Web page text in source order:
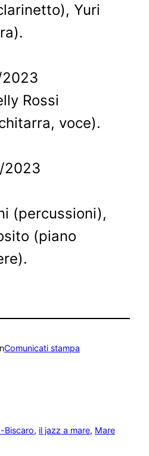
Yuri
Rossi
voce).
2023
(percussioni),
(piano
Comunicati stampa
Biscaro, il jazz a mare, Mare